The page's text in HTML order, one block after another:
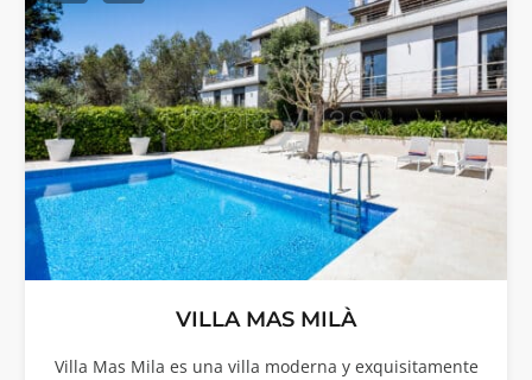
VILLA MAS MILÀ
Villa Mas Mila es una villa moderna y exquisitamente